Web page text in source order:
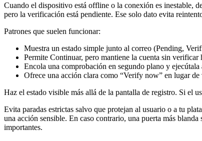
Cuando el dispositivo está offline o la conexión es inestable,
pero la verificación está pendiente. Ese solo dato evita
Patrones que suelen funcionar:
Muestra un estado simple junto al correo (Pending,
Permite Continuar, pero mantiene la cuenta sin verificar
Encola una comprobación en segundo plano y
Ofrece una acción clara como “Verify now” en lugar de
Haz el estado visible más allá de la pantalla de registro. Si el
Evita paradas estrictas salvo que protejan al usuario o a tu
una acción sensible. En caso contrario, una puerta más
importantes.